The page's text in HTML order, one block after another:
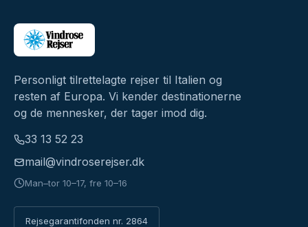
Personligt tilrettelagte rejser til Italien og
resten af Europa. Vi kender destinationerne
og de mennesker, der tager imod dig.
33 13 52 23
mail@vindroserejser.dk
Man–tor 10–17, fre 10–16
Rejsegarantifonden nr. 2864